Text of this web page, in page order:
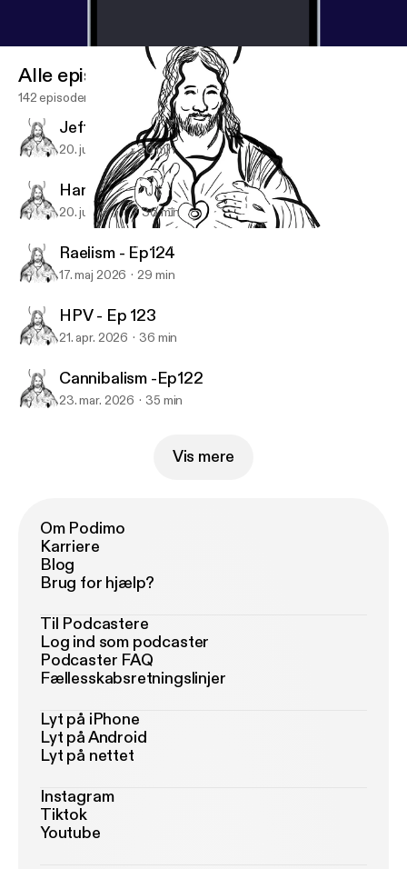
Doc and the Deacon
Alle episoder
142 episoder
Jeffrey Dahmer - Ep126
20. juli 2026 30 min
Hantavirus - Ep125
20. juni 2026 36 min
Raelism - Ep124
17. maj 2026 29 min
HPV - Ep 123
21. apr. 2026 36 min
Cannibalism -Ep122
23. mar. 2026 35 min
Vis mere
Om Podimo
Karriere
Blog
Brug for hjælp?
Til Podcastere
Log ind som podcaster
Podcaster FAQ
Fællesskabsretningslinjer
Lyt på iPhone
Lyt på Android
Lyt på nettet
Instagram
Tiktok
Youtube